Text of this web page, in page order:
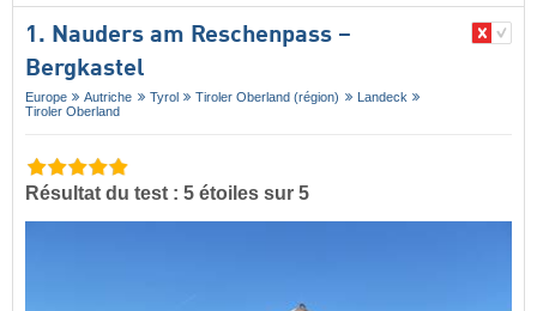
1. Nauders am Reschenpass –
Bergkastel
Europe Autriche Tyrol Tiroler Oberland (région)
Landeck
Tiroler Oberland
Résultat du test : 5 étoiles sur 5